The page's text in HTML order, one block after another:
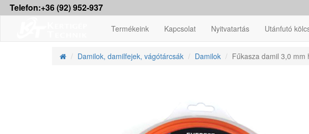
Telefon:+36 (92) 952-937
Termékeink Kapcsolat Nyitvatartás Utánfutó
Damilok, damilfejek, vágótárcsák Damilok Fűkasza damil 3,0